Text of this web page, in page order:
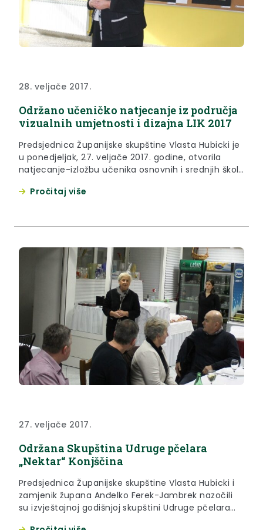
28. veljače 2017.
Održano učeničko natjecanje iz područja
vizualnih umjetnosti i dizajna LIK 2017
Predsjednica Županijske skupštine Vlasta Hubicki je
u ponedjeljak, 27. veljače 2017. godine, otvorila
natjecanje-izložbu učenika osnovnih i srednjih škola
umjetnosti i dizajna koje je održano u Osnovnoj
Pročitaj više
27. veljače 2017.
Održana Skupština Udruge pčelara
„Nektar“ Konjščina
Predsjednica Županijske skupštine Vlasta Hubicki i
zamjenik župana Anđelko Ferek-Jambrek nazočili
su izvještajnoj godišnjoj skupštini Udruge pčelara